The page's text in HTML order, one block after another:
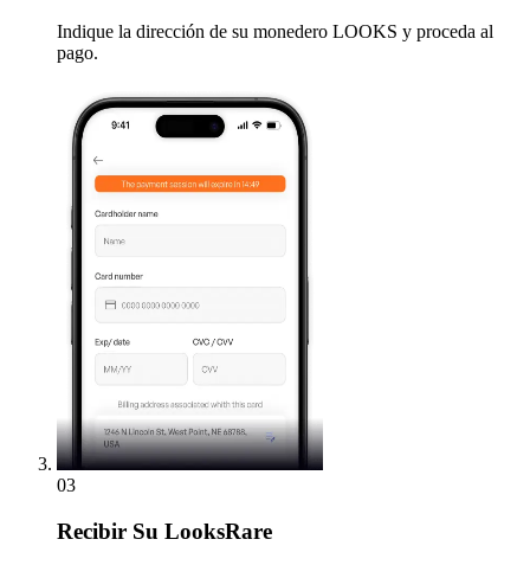
Indique la dirección de su monedero LOOKS y proceda al
pago.
03
Recibir Su LooksRare